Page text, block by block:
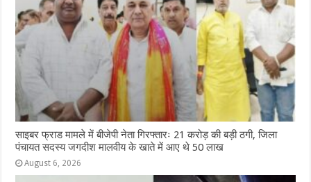
साइबर फ्राड मामले में बीजेपी नेता गिरफ्तारः 21 करोड़ की बड़ी ठगी, जिला
पंचायत सदस्य जगदीश मालवीय के खाते में आए थे 50 लाख
August 6, 2026